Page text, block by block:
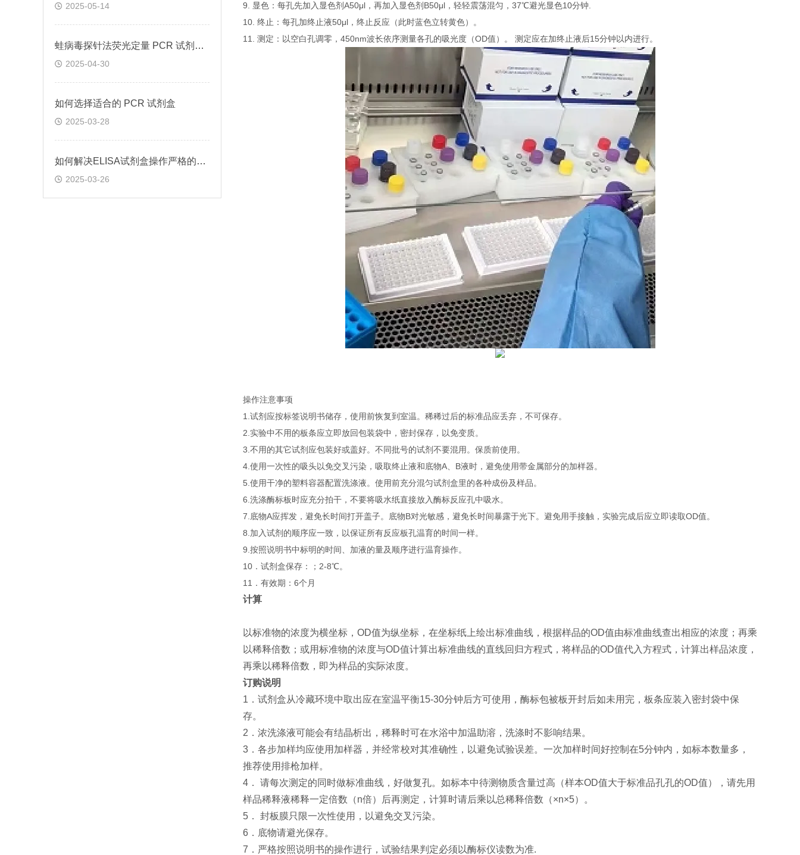
2025-05-14
蛙病毒探针法荧光定量 PCR 试剂盒定量定性检测
2025-04-30
如何选择适合的 PCR 试剂盒
2025-03-28
如何解决ELISA试剂盒操作严格的问题
2025-03-26
9. 显色：每孔先加入显色剂A50μl，再加入显色剂B50μl，轻轻震荡混匀，37℃避光显色10分钟.
10. 终止：每孔加终止液50μl，终止反应（此时蓝色立转黄色）。
11. 测定：以空白孔调零，450nm波长依序测量各孔的吸光度（OD值）。 测定应在加终止液后15分钟以内进行。
操作注意事项
1.试剂应按标签说明书储存，使用前恢复到室温。稀稀过后的标准品应丢弃，不可保存。
2.实验中不用的板条应立即放回包装袋中，密封保存，以免变质。
3.不用的其它试剂应包装好或盖好。不同批号的试剂不要混用。保质前使用。
4.使用一次性的吸头以免交叉污染，吸取终止液和底物A、B液时，避免使用带金属部分的加样器。
5.使用干净的塑料容器配置洗涤液。使用前充分混匀试剂盒里的各种成份及样品。
6.洗涤酶标板时应充分拍干，不要将吸水纸直接放入酶标反应孔中吸水。
7.底物A应挥发，避免长时间打开盖子。底物B对光敏感，避免长时间暴露于光下。避免用手接触，实验完成后应立即读取OD值。
8.加入试剂的顺序应一致，以保证所有反应板孔温育的时间一样。
9.按照说明书中标明的时间、加液的量及顺序进行温育操作。
10．试剂盒保存：；2-8℃。
11．有效期：6个月
计算
以标准物的浓度为横坐标，OD值为纵坐标，在坐标纸上绘出标准曲线，根据样品的OD值由标准曲线查出相应的浓度；再乘
以稀释倍数；或用标准物的浓度与OD值计算出标准曲线的直线回归方程式，将样品的OD值代入方程式，计算出样品浓度，
再乘以稀释倍数，即为样品的实际浓度。
订购说明
1．试剂盒从冷藏环境中取出应在室温平衡15-30分钟后方可使用，酶标包被板开封后如未用完，板条应装入密封袋中保
存。
2．浓洗涤液可能会有结晶析出，稀释时可在水浴中加温助溶，洗涤时不影响结果。
3．各步加样均应使用加样器，并经常校对其准确性，以避免试验误差。一次加样时间好控制在5分钟内，如标本数量多，
推荐使用排枪加样。
4． 请每次测定的同时做标准曲线，好做复孔。如标本中待测物质含量过高（样本OD值大于标准品孔孔的OD值），请先用
样品稀释液稀释一定倍数（n倍）后再测定，计算时请后乘以总稀释倍数（×n×5）。
5． 封板膜只限一次性使用，以避免交叉污染。
6．底物请避光保存。
7．严格按照说明书的操作进行，试验结果判定必须以酶标仪读数为准.